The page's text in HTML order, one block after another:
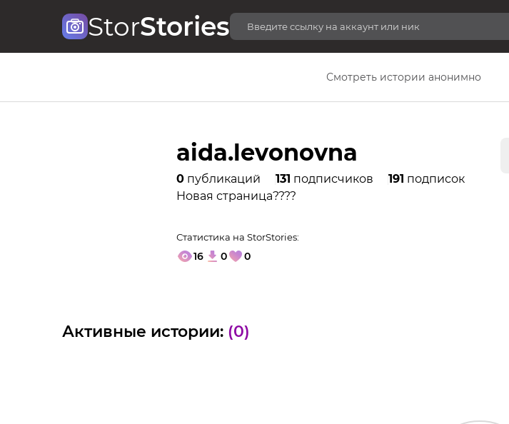
StorStories
Смотреть истории анонимно
aida.levonovna
0 публикаций 131 подписчиков 191 подписок
Новая страница????
Статистика на StorStories:
16 0 0
Активные истории: (0)